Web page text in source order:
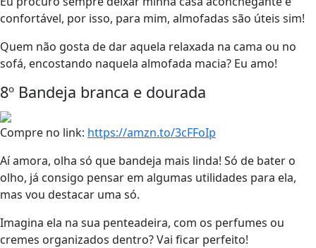
confortável, por isso, para mim, almofadas são úteis sim!
Quem não gosta de dar aquela relaxada na cama ou no
sofá, encostando naquela almofada macia? Eu amo!
8º Bandeja branca e dourada
Compre no link: https://amzn.to/3cFFoIp
Aí amora, olha só que bandeja mais linda! Só de bater o
olho, já consigo pensar em algumas utilidades para ela,
mas vou destacar uma só.
Imagina ela na sua penteadeira, com os perfumes ou
cremes organizados dentro? Vai ficar perfeito!